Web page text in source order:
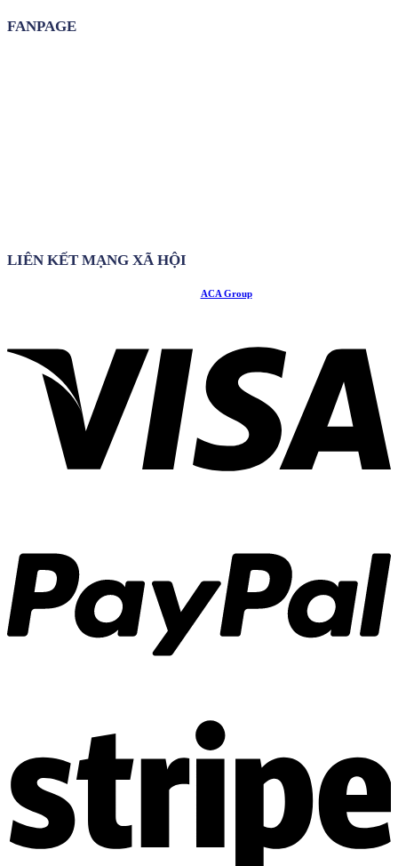
FANPAGE
LIÊN KẾT MẠNG XÃ HỘI
ACA Group